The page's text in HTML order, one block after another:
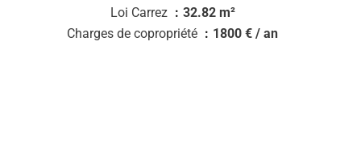
Loi Carrez
32.82 m²
Charges de copropriété
1800 € / an